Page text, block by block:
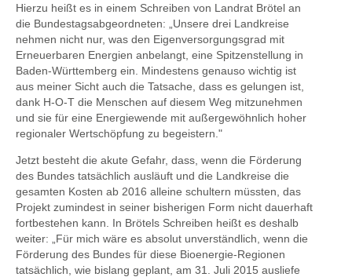
Hierzu heißt es in einem Schreiben von Landrat Brötel an
die Bundestagsabgeordneten: „Unsere drei Landkreise
nehmen nicht nur, was den Eigenversorgungsgrad mit
Erneuerbaren Energien anbelangt, eine Spitzenstellung in
Baden-Württemberg ein. Mindestens genauso wichtig ist
aus meiner Sicht auch die Tatsache, dass es gelungen ist,
dank H-O-T die Menschen auf diesem Weg mitzunehmen
und sie für eine Energiewende mit außergewöhnlich hoher
regionaler Wertschöpfung zu begeistern."
Jetzt besteht die akute Gefahr, dass, wenn die Förderung
des Bundes tatsächlich ausläuft und die Landkreise die
gesamten Kosten ab 2016 alleine schultern müssten, das
Projekt zumindest in seiner bisherigen Form nicht dauerhaft
fortbestehen kann. In Brötels Schreiben heißt es deshalb
weiter: „Für mich wäre es absolut unverständlich, wenn die
Förderung des Bundes für diese Bioenergie-Regionen
tatsächlich, wie bislang geplant, am 31. Juli 2015 ausliefe